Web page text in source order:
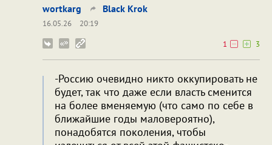
wortkarg Black Krok
16.05.26
20:19
1
3
-Россию очевидно никто оккупировать не
будет, так что даже если власть сменится
на более вменяемую (что само по себе в
ближайшие годы маловероятно),
понадобятся поколения, чтобы